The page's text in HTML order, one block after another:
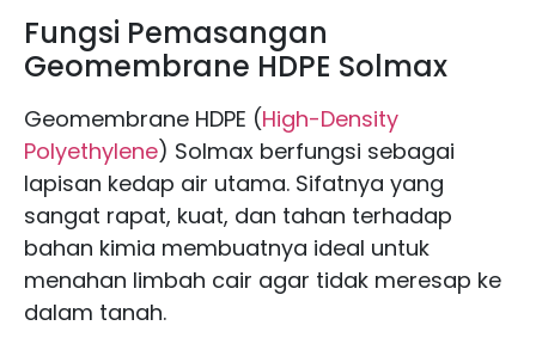
Fungsi Pemasangan
Geomembrane HDPE Solmax
Geomembrane HDPE (High-Density
Polyethylene) Solmax berfungsi sebagai
lapisan kedap air utama. Sifatnya yang
sangat rapat, kuat, dan tahan terhadap
bahan kimia membuatnya ideal untuk
menahan limbah cair agar tidak meresap ke
dalam tanah.